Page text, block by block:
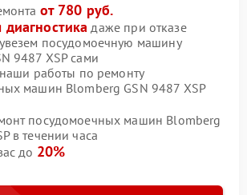
от 780 руб.
диагностика даже при отказе
посудомоечную машину
9487 XSP сами
работы по ремонту
машин Blomberg GSN 9487 XSP
посудомоечных машин Blomberg
в течении часа
до 20%